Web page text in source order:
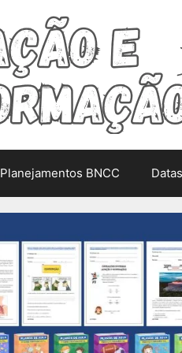
Planejamentos BNCC